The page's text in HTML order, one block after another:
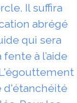
Il suffira
abrégé
qui sera
à l’aide
d'étanchéité